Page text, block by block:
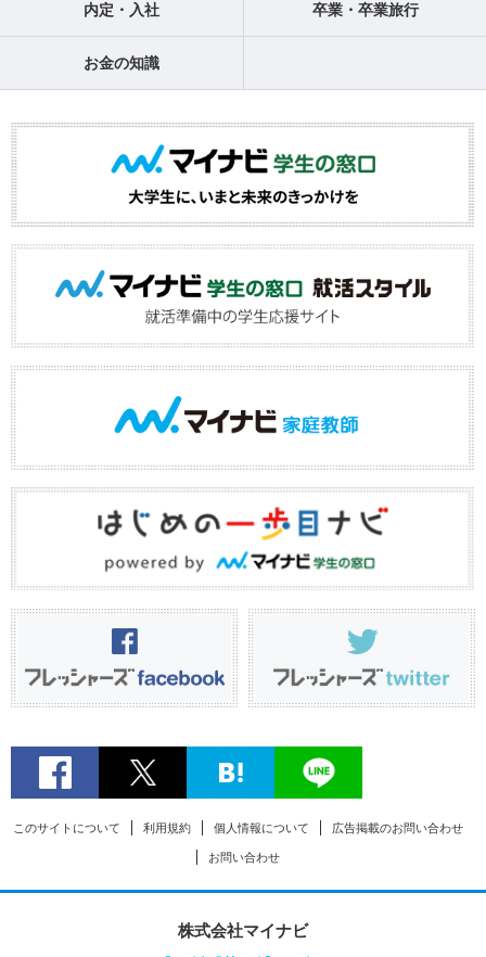
内定・入社 卒業・卒業旅行
お金の知識
このサイトについて 利用規約 個人情報について 広告掲載のお問い合わせ
お問い合わせ
株式会社マイナビ